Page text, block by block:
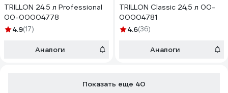
TRILLON 24.5 л Professional
00-00004778
4.9(17)
Аналоги
TRILLON Classic 24,5 л 00-
00004781
4.6(36)
Аналоги
Показать еще 40